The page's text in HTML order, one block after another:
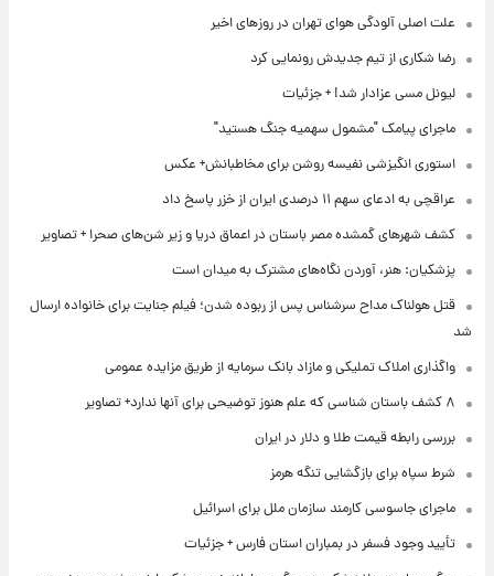
علت اصلی آلودگی هوای تهران در روزهای اخیر
رضا شکاری از تیم جدیدش رونمایی کرد
لیونل مسی عزادار شد! + جزئیات
ماجرای پیامک "مشمول سهمیه جنگ هستید"
استوری انگیزشی نفیسه روشن برای مخاطبانش+ عکس
عراقچی به ادعای سهم ۱۱ درصدی ایران از خزر پاسخ داد
کشف شهرهای گمشده مصر باستان در اعماق دریا و زیر شن‌های صحرا + تصاویر
پزشکیان: هنر، آوردن نگاه‌های مشترک به میدان است
قتل هولناک مداح سرشناس پس از ربوده شدن؛ فیلم جنایت برای خانواده ارسال
شد
واگذاری املاک تملیکی و مازاد بانک سرمایه از طریق مزایده عمومی
۸ کشف باستان شناسی که علم هنوز توضیحی برای آنها ندارد+ تصاویر
بررسی رابطه قیمت طلا و دلار در ایران
شرط سپاه برای بازگشایی تنگه هرمز
ماجرای جاسوسی کارمند سازمان ملل برای اسرائیل
تأیید وجود فسفر در بمباران استان فارس + جزئیات